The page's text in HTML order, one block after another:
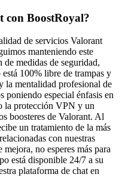
con BoostRoyal?
de servicios Valorant
manteniendo este
de medidas de seguridad,
100% libre de trampas y
la mentalidad profesional de
poniendo especial énfasis en
la protección VPN y un
boosteres de Valorant. Al
un tratamiento de la más
con nuestras
no esperes más para
está disponible 24/7 a su
plataforma de chat en